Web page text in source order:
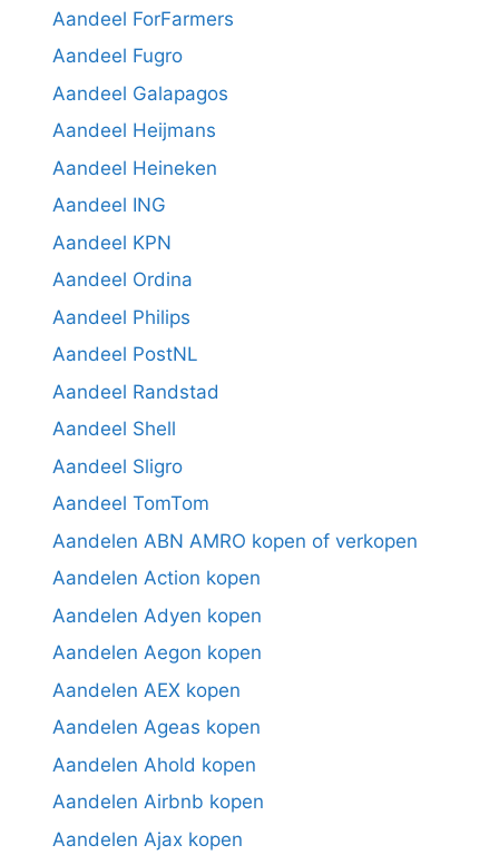
Aandeel ForFarmers
Aandeel Fugro
Aandeel Galapagos
Aandeel Heijmans
Aandeel Heineken
Aandeel ING
Aandeel KPN
Aandeel Ordina
Aandeel Philips
Aandeel PostNL
Aandeel Randstad
Aandeel Shell
Aandeel Sligro
Aandeel TomTom
Aandelen ABN AMRO kopen of verkopen
Aandelen Action kopen
Aandelen Adyen kopen
Aandelen Aegon kopen
Aandelen AEX kopen
Aandelen Ageas kopen
Aandelen Ahold kopen
Aandelen Airbnb kopen
Aandelen Ajax kopen